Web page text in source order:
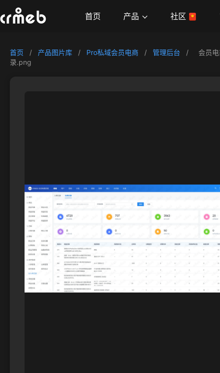
首页 产品 社区
首页 / 产品图片库 / Pro私域会员电商 / 管理后台 /
会员
录.png